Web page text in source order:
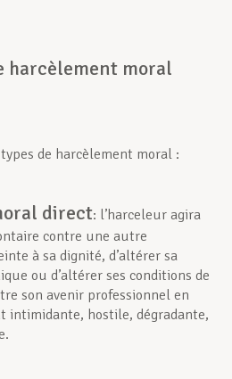
harcèlement moral
de harcèlement moral :
direct: l’harceleur agira
contre une autre
à sa dignité, d’altérer sa
ou d’altérer ses conditions de
son avenir professionnel en
intimidante, hostile, dégradante,